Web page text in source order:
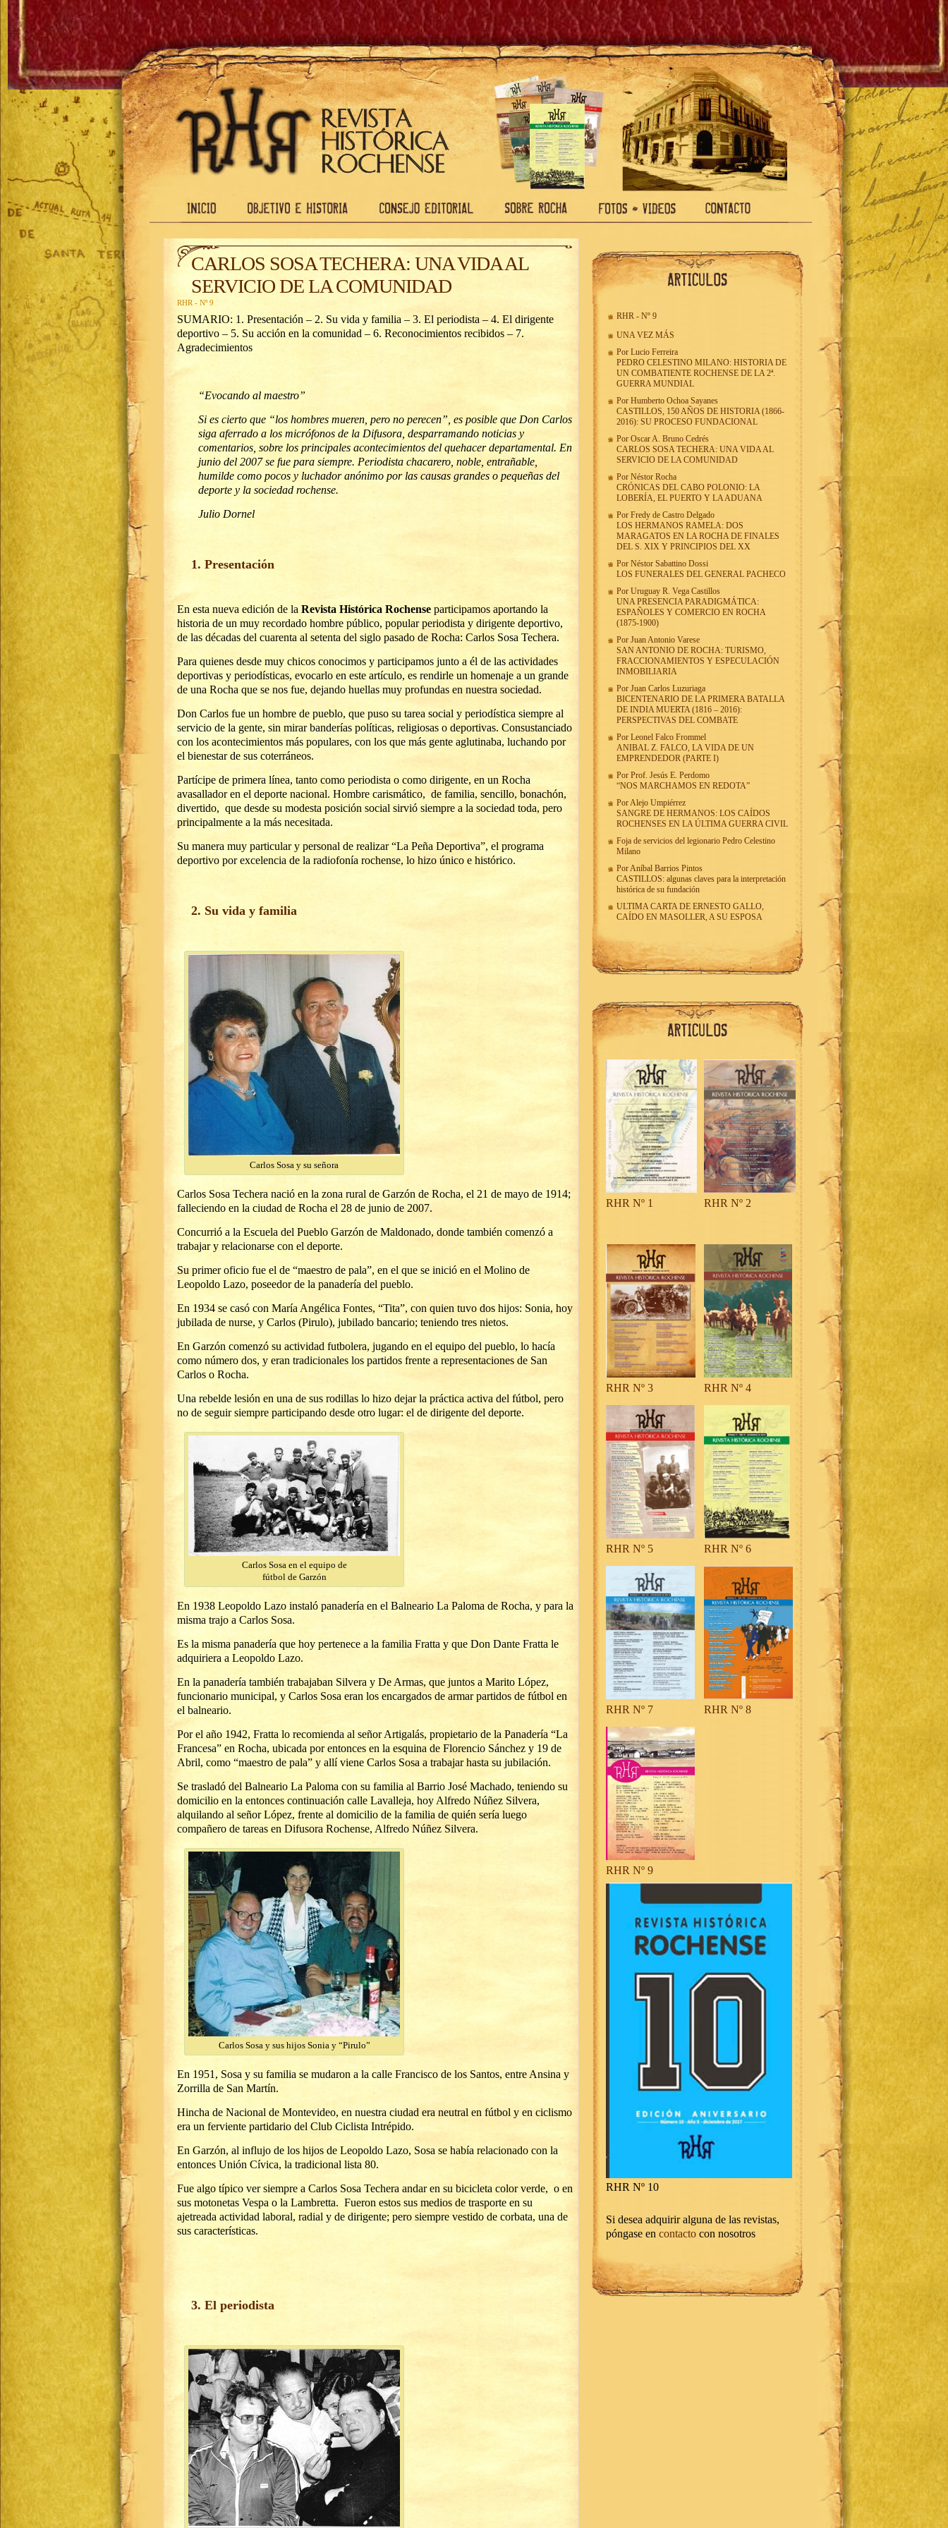
CARLOS SOSA TECHERA: UNA VIDA AL
SERVICIO DE LA COMUNIDAD
RHR - Nº 9
SUMARIO: 1. Presentación – 2. Su vida y familia – 3. El periodista – 4. El dirigente
deportivo – 5. Su acción en la comunidad – 6. Reconocimientos recibidos – 7.
Agradecimientos
“Evocando al maestro”
Si es cierto que “los hombres mueren, pero no perecen”, es posible que Don Carlos
siga aferrado a los micrófonos de la Difusora, desparramando noticias y
comentarios, sobre los principales acontecimientos del quehacer departamental. En
junio del 2007 se fue para siempre. Periodista chacarero, noble, entrañable,
humilde como pocos y luchador anónimo por las causas grandes o pequeñas del
deporte y la sociedad rochense.
Julio Dornel
1. Presentación
En esta nueva edición de la Revista Histórica Rochense participamos aportando la
historia de un muy recordado hombre público, popular periodista y dirigente deportivo,
de las décadas del cuarenta al setenta del siglo pasado de Rocha: Carlos Sosa Techera.
Para quienes desde muy chicos conocimos y participamos junto a él de las actividades
deportivas y periodísticas, evocarlo en este artículo, es rendirle un homenaje a un grande
de una Rocha que se nos fue, dejando huellas muy profundas en nuestra sociedad.
Don Carlos fue un hombre de pueblo, que puso su tarea social y periodística siempre al
servicio de la gente, sin mirar banderías políticas, religiosas o deportivas. Consustanciado
con los acontecimientos más populares, con los que más gente aglutinaba, luchando por
el bienestar de sus coterráneos.
Partícipe de primera línea, tanto como periodista o como dirigente, en un Rocha
avasallador en el deporte nacional. Hombre carismático, de familia, sencillo, bonachón,
divertido, que desde su modesta posición social sirvió siempre a la sociedad toda, pero
principalmente a la más necesitada.
Su manera muy particular y personal de realizar “La Peña Deportiva”, el programa
deportivo por excelencia de la radiofonía rochense, lo hizo único e histórico.
2. Su vida y familia
Carlos Sosa y su señora
Carlos Sosa Techera nació en la zona rural de Garzón de Rocha, el 21 de mayo de 1914;
falleciendo en la ciudad de Rocha el 28 de junio de 2007.
Concurrió a la Escuela del Pueblo Garzón de Maldonado, donde también comenzó a
trabajar y relacionarse con el deporte.
Su primer oficio fue el de “maestro de pala”, en el que se inició en el Molino de
Leopoldo Lazo, poseedor de la panadería del pueblo.
En 1934 se casó con María Angélica Fontes, “Tita”, con quien tuvo dos hijos: Sonia, hoy
jubilada de nurse, y Carlos (Pirulo), jubilado bancario; teniendo tres nietos.
En Garzón comenzó su actividad futbolera, jugando en el equipo del pueblo, lo hacía
como número dos, y eran tradicionales los partidos frente a representaciones de San
Carlos o Rocha.
Una rebelde lesión en una de sus rodillas lo hizo dejar la práctica activa del fútbol, pero
no de seguir siempre participando desde otro lugar: el de dirigente del deporte.
Carlos Sosa en el equipo de
fútbol de Garzón
En 1938 Leopoldo Lazo instaló panadería en el Balneario La Paloma de Rocha, y para la
misma trajo a Carlos Sosa.
Es la misma panadería que hoy pertenece a la familia Fratta y que Don Dante Fratta le
adquiriera a Leopoldo Lazo.
En la panadería también trabajaban Silvera y De Armas, que juntos a Marito López,
funcionario municipal, y Carlos Sosa eran los encargados de armar partidos de fútbol en
el balneario.
Por el año 1942, Fratta lo recomienda al señor Artigalás, propietario de la Panadería “La
Francesa” en Rocha, ubicada por entonces en la esquina de Florencio Sánchez y 19 de
Abril, como “maestro de pala” y allí viene Carlos Sosa a trabajar hasta su jubilación.
Se trasladó del Balneario La Paloma con su familia al Barrio José Machado, teniendo su
domicilio en la entonces continuación calle Lavalleja, hoy Alfredo Núñez Silvera,
alquilando al señor López, frente al domicilio de la familia de quién sería luego
compañero de tareas en Difusora Rochense, Alfredo Núñez Silvera.
Carlos Sosa y sus hijos Sonia y “Pirulo”
En 1951, Sosa y su familia se mudaron a la calle Francisco de los Santos, entre Ansina y
Zorrilla de San Martín.
Hincha de Nacional de Montevideo, en nuestra ciudad era neutral en fútbol y en ciclismo
era un ferviente partidario del Club Ciclista Intrépido.
En Garzón, al influjo de los hijos de Leopoldo Lazo, Sosa se había relacionado con la
entonces Unión Cívica, la tradicional lista 80.
Fue algo típico ver siempre a Carlos Sosa Techera andar en su bicicleta color verde, o en
sus motonetas Vespa o la Lambretta. Fueron estos sus medios de trasporte en su
ajetreada actividad laboral, radial y de dirigente; pero siempre vestido de corbata, una de
sus características.
3. El periodista
RHR - Nº 9
UNA VEZ MÁS
Por Lucio Ferreira
PEDRO CELESTINO MILANO: HISTORIA DE
UN COMBATIENTE ROCHENSE DE LA 2ª.
GUERRA MUNDIAL
Por Humberto Ochoa Sayanes
CASTILLOS, 150 AÑOS DE HISTORIA (1866-
2016): SU PROCESO FUNDACIONAL
Por Oscar A. Bruno Cedrés
CARLOS SOSA TECHERA: UNA VIDA AL
SERVICIO DE LA COMUNIDAD
Por Néstor Rocha
CRÓNICAS DEL CABO POLONIO: LA
LOBERÍA, EL PUERTO Y LA ADUANA
Por Fredy de Castro Delgado
LOS HERMANOS RAMELA: DOS
MARAGATOS EN LA ROCHA DE FINALES
DEL S. XIX Y PRINCIPIOS DEL XX
Por Néstor Sabattino Dossi
LOS FUNERALES DEL GENERAL PACHECO
Por Uruguay R. Vega Castillos
UNA PRESENCIA PARADIGMÁTICA:
ESPAÑOLES Y COMERCIO EN ROCHA
(1875-1900)
Por Juan Antonio Varese
SAN ANTONIO DE ROCHA: TURISMO,
FRACCIONAMIENTOS Y ESPECULACIÓN
INMOBILIARIA
Por Juan Carlos Luzuriaga
BICENTENARIO DE LA PRIMERA BATALLA
DE INDIA MUERTA (1816 – 2016):
PERSPECTIVAS DEL COMBATE
Por Leonel Falco Frommel
ANIBAL Z. FALCO, LA VIDA DE UN
EMPRENDEDOR (PARTE I)
Por Prof. Jesús E. Perdomo
“NOS MARCHAMOS EN REDOTA”
PorAlejo Umpiérrez
SANGRE DE HERMANOS: LOS CAÍDOS
ROCHENSES EN LA ÚLTIMA GUERRA CIVIL
Foja de servicios del legionario Pedro Celestino
Milano
PorAníbal Barrios Pintos
CASTILLOS: algunas claves para la interpretación
histórica de su fundación
ULTIMA CARTA DE ERNESTO GALLO,
CAÍDO EN MASOLLER, A SU ESPOSA
RHR Nº 1 RHR Nº 2
RHR Nº 3 RHR Nº 4
RHR Nº 5 RHR Nº 6
RHR Nº 7 RHR Nº 8
RHR Nº 9
RHR Nº 10
Si desea adquirir alguna de las revistas,
póngase en contacto con nosotros